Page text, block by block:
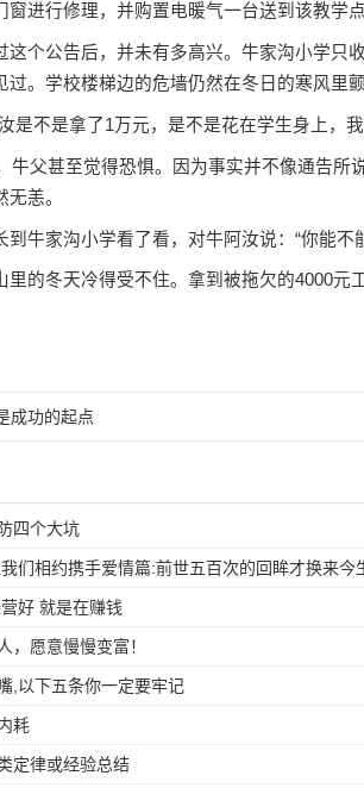
窗进行修理，并购置电暖气一台送到该教学
公告后，并未有多高兴。牛家沟小学只
过。学校楼梯边的危墙仍然在冬日的寒风里
不是拿了1万元，是不是花在学生身上，我
父甚至觉得恐惧。因为事实并不像通告所
恙。
家沟小学看了看，对牛阿汝说：“你能不
冬天冷得受不住。拿到被拖欠的4000元工
成功的起点
四个大坑
们相约携手爱情篇:前世五百次的回眸才换来今
好 就是在赚钱
，愿意慢慢变富！
,以下五条你一定要牢记
耗
定律或经验总结